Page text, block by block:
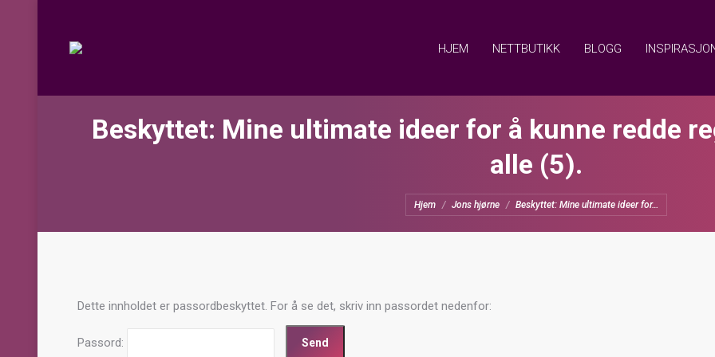
HJEM NETTBUTIKK BLOGG
Beskyttet: Mine ultimate ideer for å kunne redde
alle (5).
You are here:
Hjem Jons hjørne Beskyttet: Mine ultimate ideer for…
Dette innholdet er passordbeskyttet. For å se det, skriv inn passordet nedenfor:
Passord: